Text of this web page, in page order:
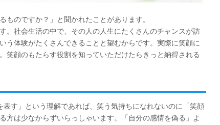
ものですか？」と聞かれたことがあります。
。社会生活の中で、その人の人生にたくさんのチャンスが訪
う体験がたくさんできることと望むからです。実際に笑顔に
笑顔のもたらす役割を知っていただけたらきっと納得される
表す」という理解であれば、笑う気持ちになれないのに「笑顔
方は少なからずいらっしゃいます。「自分の感情を偽る」よ